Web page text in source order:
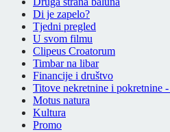
Di je zapelo?
Tjedni pregled
U svom filmu
Clipeus Croatorum
Timbar na libar
Financije i društvo
Titove nekretnine i pokretnine -
Motus natura
Kultura
Promo